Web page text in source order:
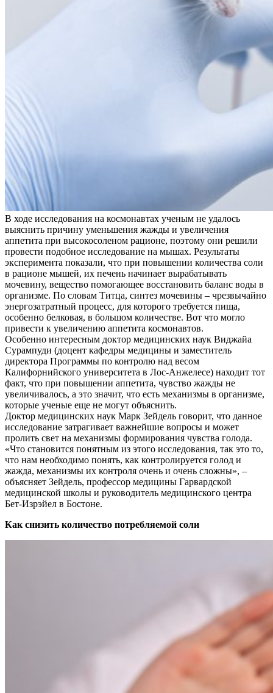
В ходе исследования на космонавтах ученым не удалось
выяснить причину уменьшения жажды и увеличения
аппетита при высокосоленом рационе, поэтому они решили
провести подобное исследование на мышах. Результаты
эксперимента показали, что при повышении количества соли
в рационе мышей, их печень начинает вырабатывать
мочевину, вещество помогающее восстановить баланс воды в
организме. По словам Титца, синтез мочевины – чрезвычайно
энергозатратный процесс, для которого требуется пища,
особенно белковая, в большом количестве. Вот что могло
привести к увеличению аппетита космонавтов.
Особенно интересным доктор медицинских наук Виджайа
Сурампуди (доцент кафедры медицины и заместитель
директора Программы по контролю над весом
Калифорнийского университета в Лос-Анжелесе) находит тот
факт, что при повышении аппетита, чувство жажды не
увеличивалось, а это значит, что есть механизмы в организме,
которые ученые еще не могут объяснить.
Доктор медицинских наук Марк Зейдель говорит, что данное
исследование затрагивает важнейшие вопросы и может
пролить свет на механизмы формирования чувства голода.
«Что становится понятным из этого исследования, так это то,
что нам необходимо понять, как контролируется голод и
жажда, механизмы их контроля очень и очень сложны», –
объясняет Зейдель, профессор медицины Гарвардской
медицинской школы и руководитель медицинского центра
Бет-Изрэйел в Бостоне.
Как снизить количество потребляемой соли